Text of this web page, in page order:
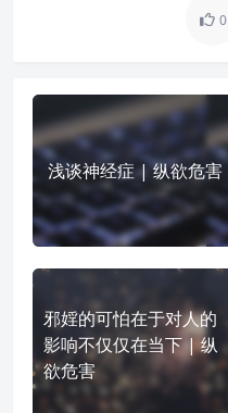
0
浅谈神经症 | 纵欲危害
邪婬的可怕在于对人的
影响不仅仅在当下 | 纵
欲危害